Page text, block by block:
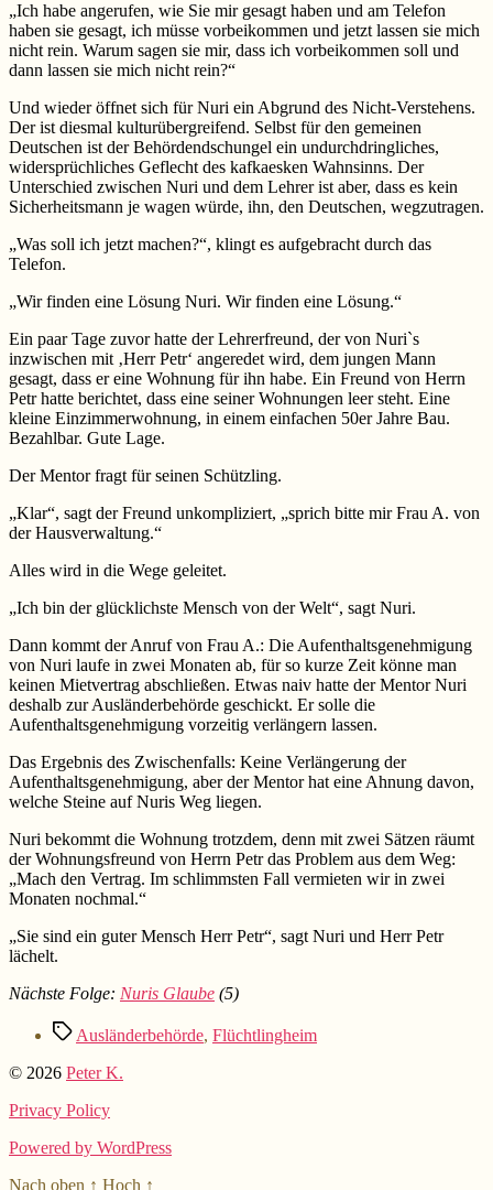
„Ich habe angerufen, wie Sie mir gesagt haben und am Telefon
haben sie gesagt, ich müsse vorbeikommen und jetzt lassen sie mich
nicht rein. Warum sagen sie mir, dass ich vorbeikommen soll und
dann lassen sie mich nicht rein?“
Und wieder öffnet sich für Nuri ein Abgrund des Nicht-Verstehens.
Der ist diesmal kulturübergreifend. Selbst für den gemeinen
Deutschen ist der Behördendschungel ein undurchdringliches,
widersprüchliches Geflecht des kafkaesken Wahnsinns. Der
Unterschied zwischen Nuri und dem Lehrer ist aber, dass es kein
Sicherheitsmann je wagen würde, ihn, den Deutschen, wegzutragen.
„Was soll ich jetzt machen?“, klingt es aufgebracht durch das
Telefon.
„Wir finden eine Lösung Nuri. Wir finden eine Lösung.“
Ein paar Tage zuvor hatte der Lehrerfreund, der von Nuri`s
inzwischen mit ‚Herr Petr‘ angeredet wird, dem jungen Mann
gesagt, dass er eine Wohnung für ihn habe. Ein Freund von Herrn
Petr hatte berichtet, dass eine seiner Wohnungen leer steht. Eine
kleine Einzimmerwohnung, in einem einfachen 50er Jahre Bau.
Bezahlbar. Gute Lage.
Der Mentor fragt für seinen Schützling.
„Klar“, sagt der Freund unkompliziert, „sprich bitte mir Frau A. von
der Hausverwaltung.“
Alles wird in die Wege geleitet.
„Ich bin der glücklichste Mensch von der Welt“, sagt Nuri.
Dann kommt der Anruf von Frau A.: Die Aufenthaltsgenehmigung
von Nuri laufe in zwei Monaten ab, für so kurze Zeit könne man
keinen Mietvertrag abschließen. Etwas naiv hatte der Mentor Nuri
deshalb zur Ausländerbehörde geschickt. Er solle die
Aufenthaltsgenehmigung vorzeitig verlängern lassen.
Das Ergebnis des Zwischenfalls: Keine Verlängerung der
Aufenthaltsgenehmigung, aber der Mentor hat eine Ahnung davon,
welche Steine auf Nuris Weg liegen.
Nuri bekommt die Wohnung trotzdem, denn mit zwei Sätzen räumt
der Wohnungsfreund von Herrn Petr das Problem aus dem Weg:
„Mach den Vertrag. Im schlimmsten Fall vermieten wir in zwei
Monaten nochmal.“
„Sie sind ein guter Mensch Herr Petr“, sagt Nuri und Herr Petr
lächelt.
Nächste Folge: Nuris Glaube (5)
Schlagwörter
Ausländerbehörde, Flüchtlingheim
© 2026 Peter K.
Privacy Policy
Powered by WordPress
Nach oben ↑ Hoch ↑